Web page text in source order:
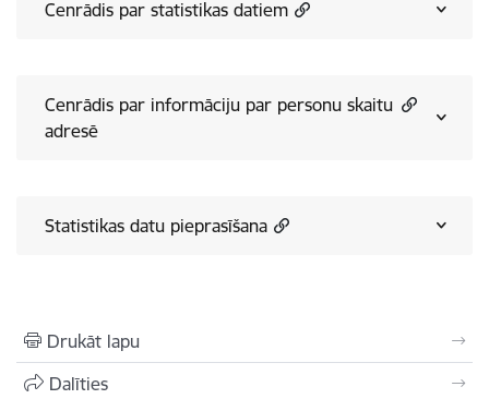
Cenrādis par statistikas datiem
Cenrādis par informāciju par personu skaitu
adresē
Statistikas datu pieprasīšana
Drukāt lapu
Dalīties